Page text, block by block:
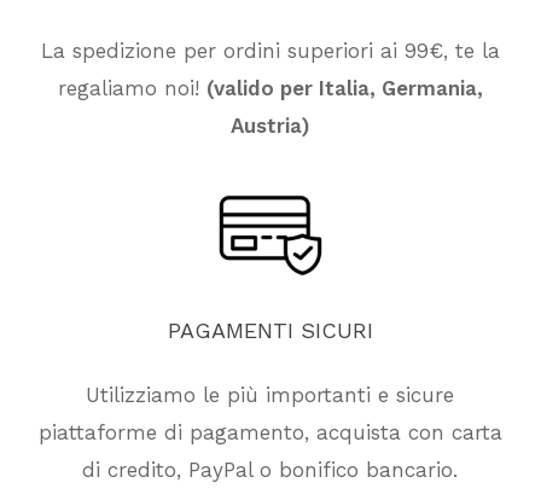
Nessun prodotto nel carrello.
La spedizione per ordini superiori ai 99€, te la
regaliamo noi! (valido per Italia, Germania,
Austria)
PAGAMENTI SICURI
Utilizziamo le più importanti e sicure
piattaforme di pagamento, acquista con carta
di credito, PayPal o bonifico bancario.